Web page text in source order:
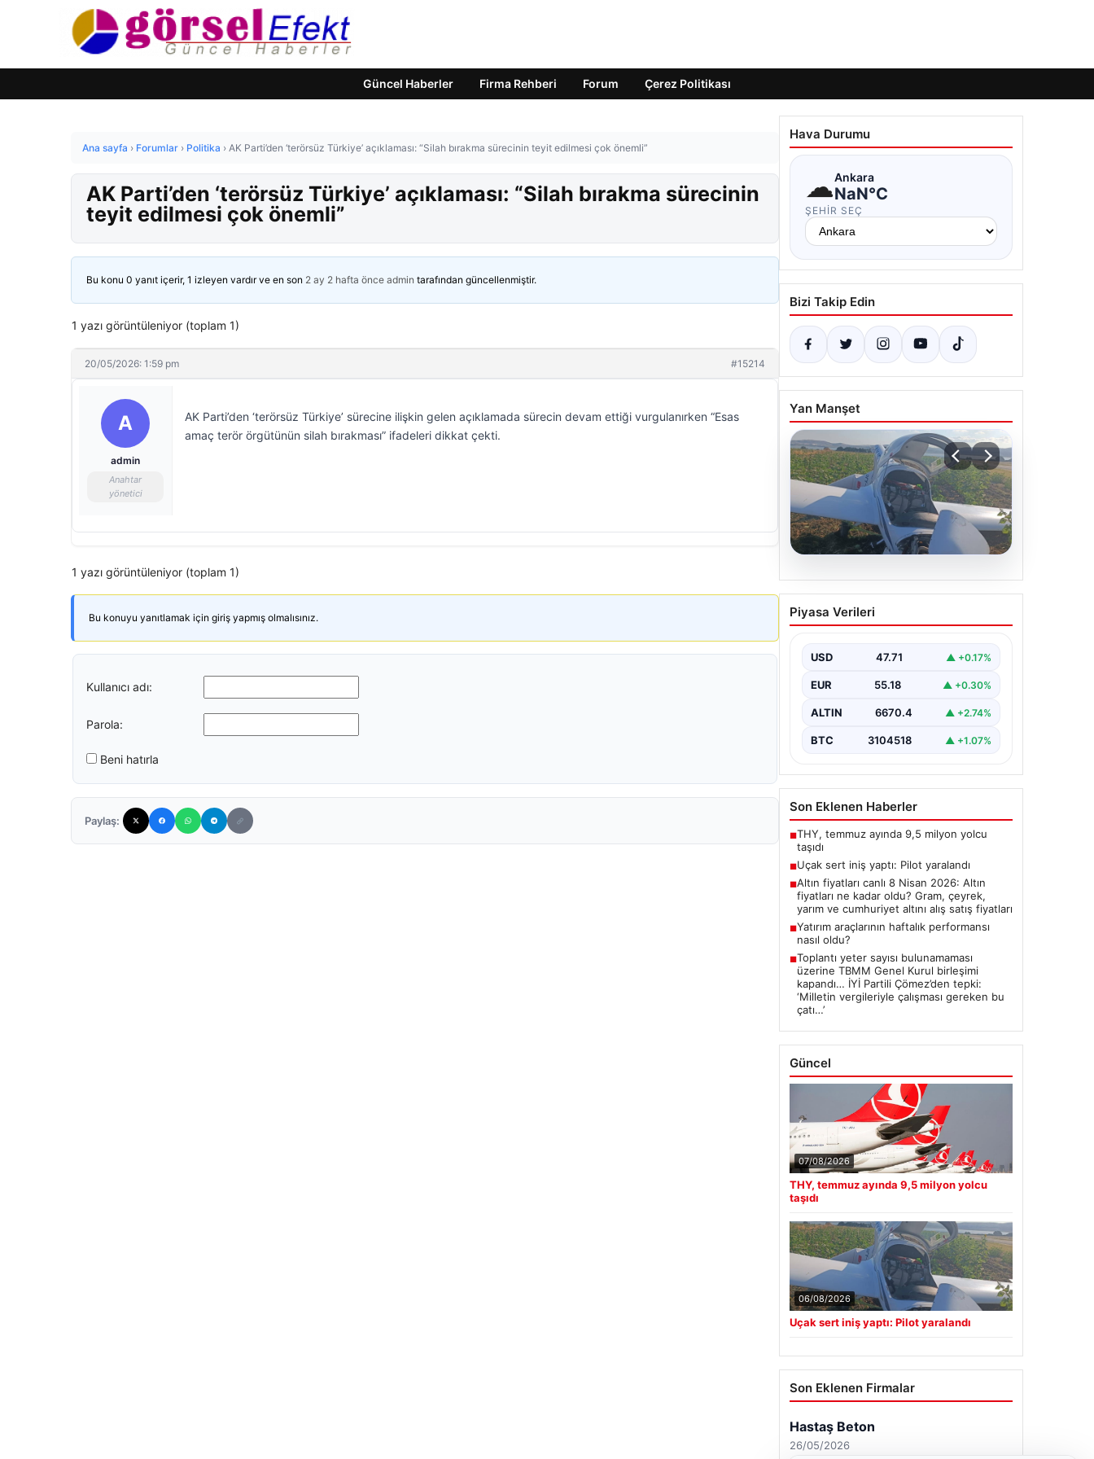
Güncel Haberler Firma Rehberi Forum Çerez Politikası
Ana sayfa › Forumlar › Politika › AK Parti’den ‘terörsüz Türkiye’ açıklaması: “Silah bırakma sürecinin teyit edilmesi çok önemli”
AK Parti’den ‘terörsüz Türkiye’ açıklaması: “Silah bırakma sürecinin
teyit edilmesi çok önemli”
Bu konu 0 yanıt içerir, 1 izleyen vardır ve en son 2 ay 2 hafta önce admin tarafından güncellenmiştir.
1 yazı görüntüleniyor (toplam 1)
20/05/2026: 1:59 pm #15214
A
admin
Anahtar
yönetici
AK Parti’den ‘terörsüz Türkiye’ sürecine ilişkin gelen açıklamada sürecin devam ettiği vurgulanırken “Esas
amaç terör örgütünün silah bırakması” ifadeleri dikkat çekti.
1 yazı görüntüleniyor (toplam 1)
Bu konuyu yanıtlamak için giriş yapmış olmalısınız.
Kullanıcı adı:
Parola:
Beni hatırla
Paylaş:
Hava Durumu
☁Ankara
NaN°C
ŞEHIR SEÇ
Bizi Takip Edin
Yan Manşet
06.08.2026
Uçak sert iniş yaptı: Pilot
yaralandı
Piyasa Verileri
USD 47.71 ▲ +0.17%
EUR 55.18 ▲ +0.30%
ALTIN 6670.4 ▲ +2.74%
BTC 3104518 ▲ +1.07%
Son Eklenen Haberler
■THY, temmuz ayında 9,5 milyon yolcu
taşıdı
■Uçak sert iniş yaptı: Pilot yaralandı
■Altın fiyatları canlı 8 Nisan 2026: Altın
fiyatları ne kadar oldu? Gram, çeyrek,
yarım ve cumhuriyet altını alış satış fiyatları
■Yatırım araçlarının haftalık performansı
nasıl oldu?
■Toplantı yeter sayısı bulunamaması
üzerine TBMM Genel Kurul birleşimi
kapandı… İYİ Partili Çömez’den tepki:
‘Milletin vergileriyle çalışması gereken bu
çatı…’
Güncel
07/08/2026
THY, temmuz ayında 9,5 milyon yolcu
taşıdı
06/08/2026
Uçak sert iniş yaptı: Pilot yaralandı
Son Eklenen Firmalar
Hastaş Beton
26/05/2026